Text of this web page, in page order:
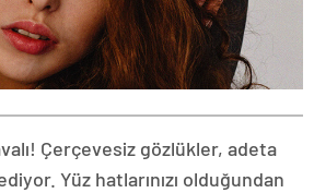
Çerçevesiz gözlükler, adeta
Yüz hatlarınızı olduğundan